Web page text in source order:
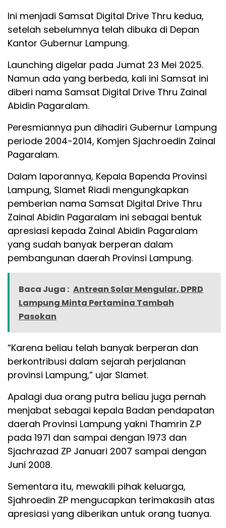
Ini menjadi Samsat Digital Drive Thru kedua,
setelah sebelumnya telah dibuka di Depan
Kantor Gubernur Lampung.
Launching digelar pada Jumat 23 Mei 2025.
Namun ada yang berbeda, kali ini Samsat ini
diberi nama Samsat Digital Drive Thru Zainal
Abidin Pagaralam.
Peresmiannya pun dihadiri Gubernur Lampung
periode 2004-2014, Komjen Sjachroedin Zainal
Pagaralam.
Dalam laporannya, Kepala Bapenda Provinsi
Lampung, Slamet Riadi mengungkapkan
pemberian nama Samsat Digital Drive Thru
Zainal Abidin Pagaralam ini sebagai bentuk
apresiasi kepada Zainal Abidin Pagaralam
yang sudah banyak berperan dalam
pembangunan daerah Provinsi Lampung.
Baca Juga : Antrean Solar Mengular, DPRD
Lampung Minta Pertamina Tambah
Pasokan
“Karena beliau telah banyak berperan dan
berkontribusi dalam sejarah perjalanan
provinsi Lampung,” ujar Slamet.
Apalagi dua orang putra beliau juga pernah
menjabat sebagai kepala Badan pendapatan
daerah Provinsi Lampung yakni Thamrin Z.P
pada 1971 dan sampai dengan 1973 dan
Sjachrazad ZP Januari 2007 sampai dengan
Juni 2008.
Sementara itu, mewakili pihak keluarga,
Sjahroedin ZP mengucapkan terimakasih atas
apresiasi yang diberikan untuk orang tuanya.